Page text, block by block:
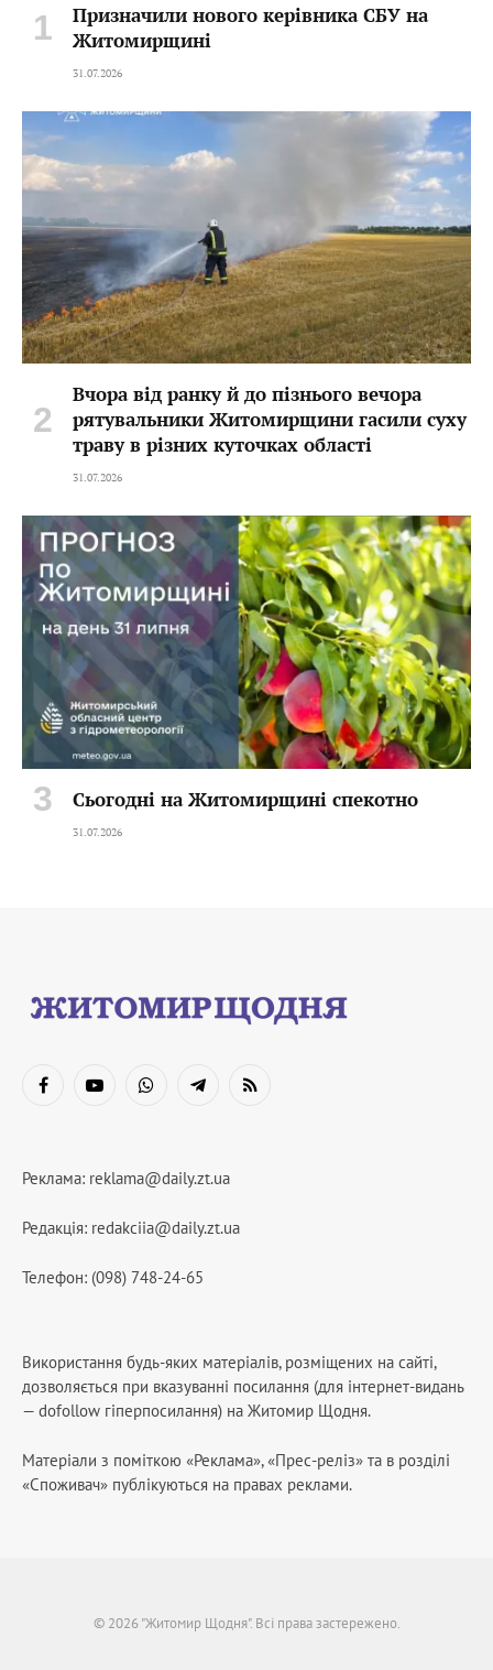
Призначили нового керівника СБУ на
Житомирщині
31.07.2026
Вчора від ранку й до пізнього вечора
рятувальники Житомирщини гасили суху
траву в різних куточках області
31.07.2026
Сьогодні на Житомирщині спекотно
31.07.2026
FacebookYouTubeWhatsAppTelegramRSS
Реклама: reklama@daily.zt.ua
Редакція: redakciia@daily.zt.ua
Телефон: (098) 748-24-65
Використання будь-яких матеріалів, розміщених на сайті,
дозволяється при вказуванні посилання (для інтернет-видань
— dofollow гіперпосилання) на Житомир Щодня.
Матеріали з поміткою «Реклама», «Прес-реліз» та в розділі
«Споживач» публікуються на правах реклами.
© 2026 "Житомир Щодня". Всі права застережено.